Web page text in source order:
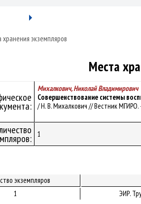
экземпляров
Места
Михалкович, Николай Владимирович
Совершенствование системы
/ Н. В. Михалкович // Вестник
1
экземпляров
1
ЭИР.